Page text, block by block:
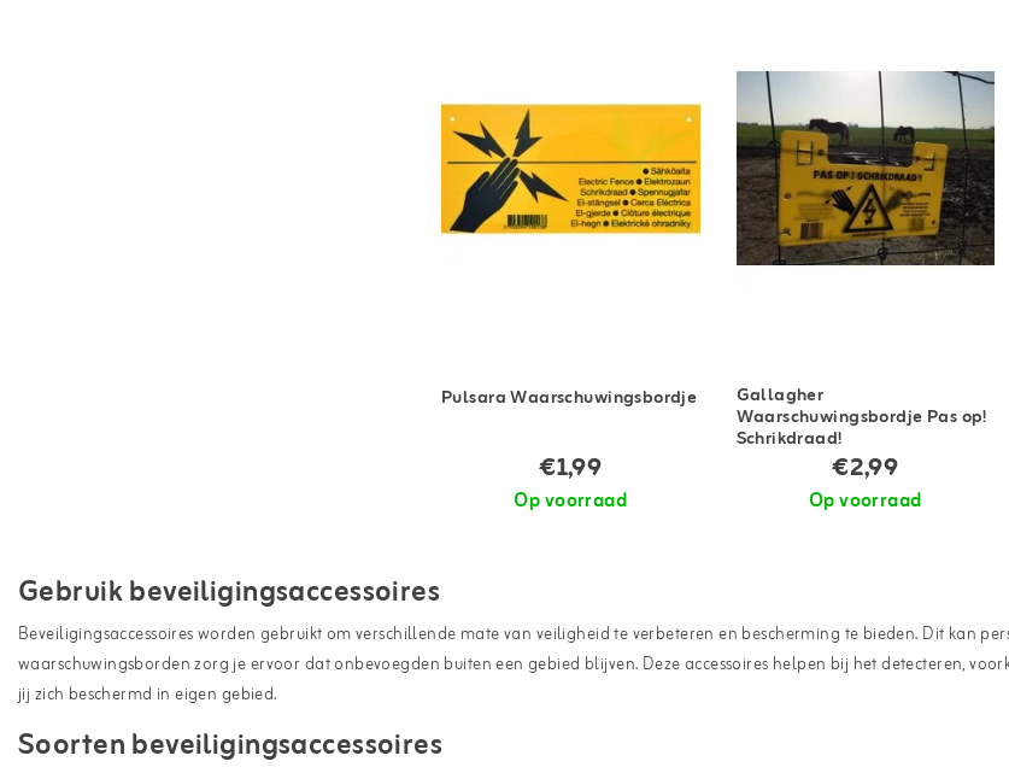
Pulsara Waarschuwingsbordje
€1,99
Op voorraad
Gallagher
Waarschuwingsbordje Pas op!
Schrikdraad!
€2,99
Op voorraad
Gebruik beveiligingsaccessoires
Beveiligingsaccessoires worden gebruikt om verschillende mate van veiligheid te verbeteren en bescherming te bieden. Dit kan
waarschuwingsborden zorg je ervoor dat onbevoegden buiten een gebied blijven. Deze accessoires helpen bij het detecteren,
jij zich beschermd in eigen gebied.
Soorten beveiligingsaccessoires